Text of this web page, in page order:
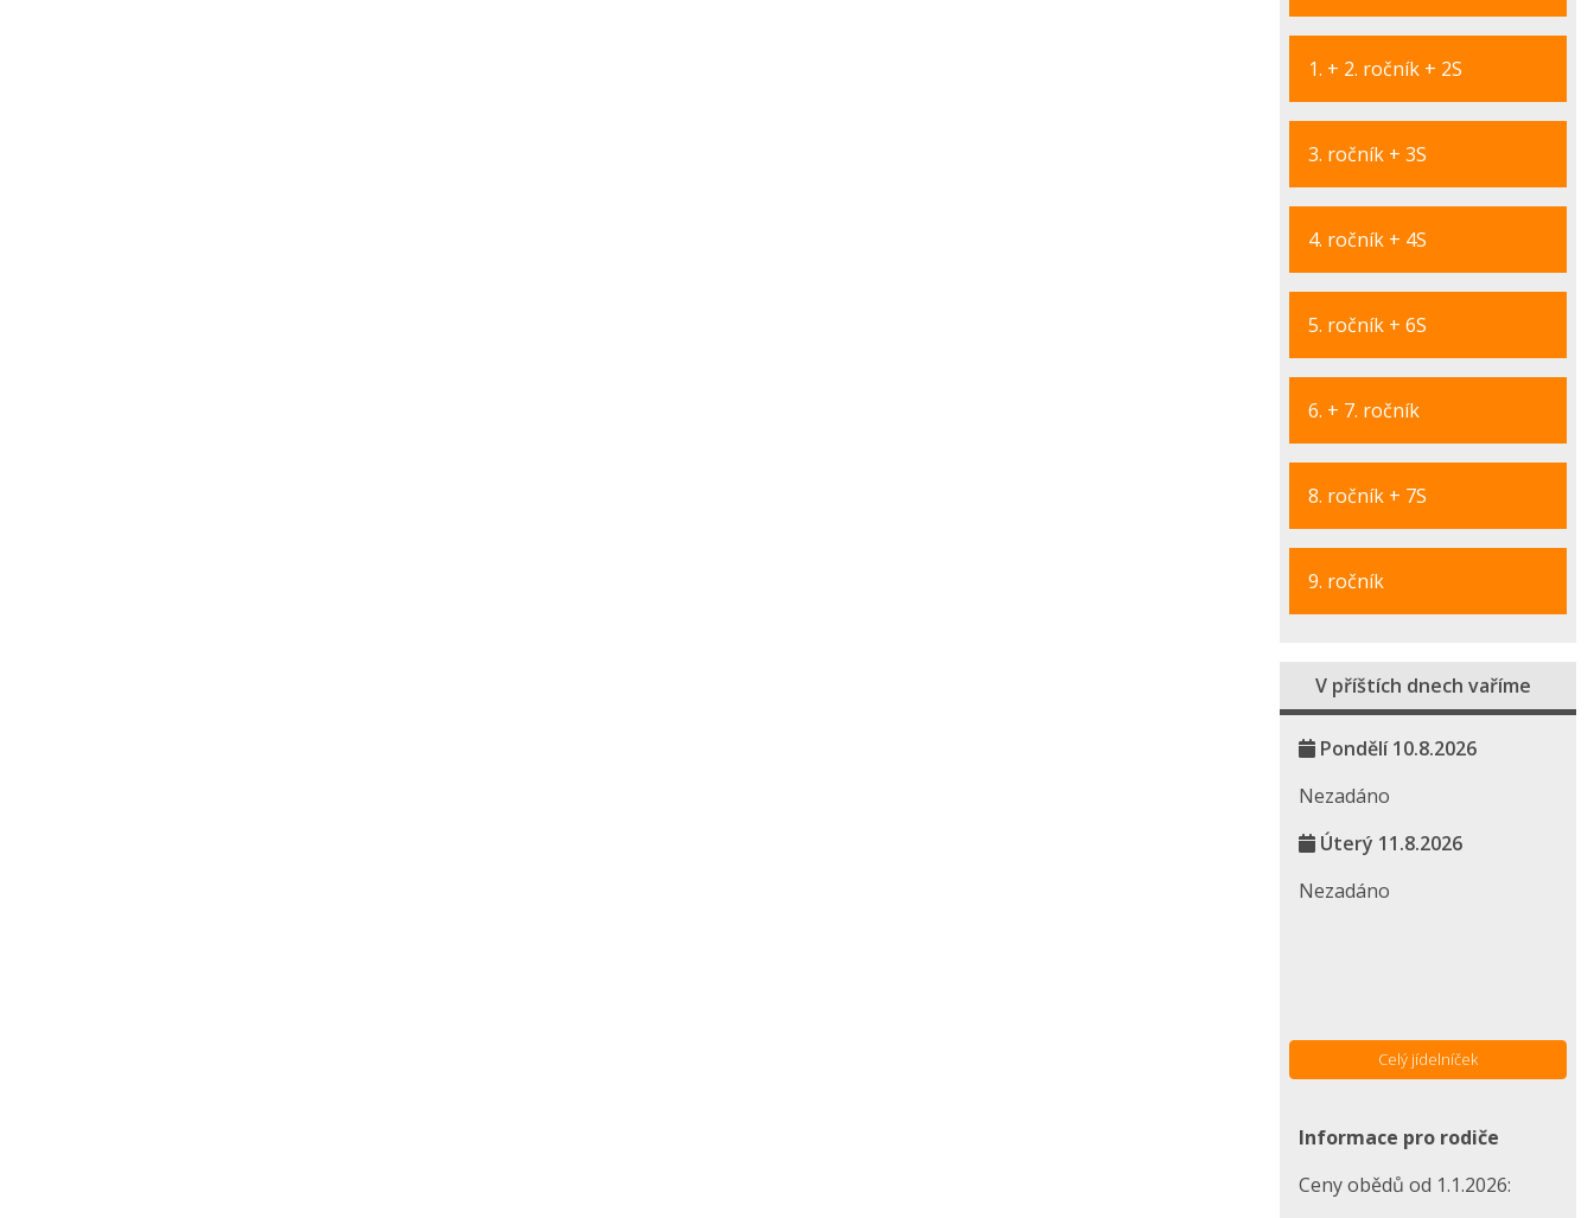
1. + 2. ročník + 2S
3. ročník + 3S
4. ročník + 4S
5. ročník + 6S
6. + 7. ročník
8. ročník + 7S
9. ročník
V příštích dnech vaříme
Pondělí 10.8.2026
Nezadáno
Úterý 11.8.2026
Nezadáno
Celý jídelníček
Informace pro rodiče
Ceny obědů od 1.1.2026: